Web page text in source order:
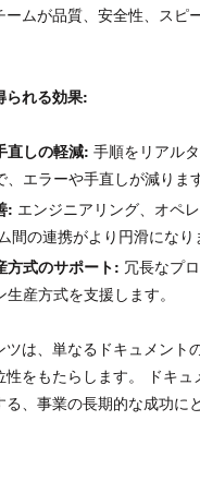
ームが品質、安全性、スピ
られる効果:
直しの軽減: 手順をリアル
エラーや手直しが減ります
: エンジニアリング、オペ
間の連携がより円滑になり
方式のサポート: 冗長なプ
産方式を支援します。
ツは、単なるドキュメント
性をもたらします。 ドキ
る、事業の長期的な成功に